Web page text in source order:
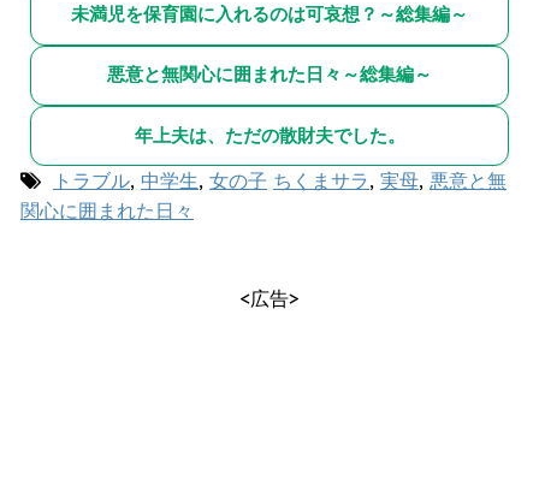
未満児を保育園に入れるのは可哀想？～総集編～
悪意と無関心に囲まれた日々～総集編～
年上夫は、ただの散財夫でした。
トラブル, 中学生, 女の子 ちくまサラ, 実母, 悪意と無
関心に囲まれた日々
<広告>